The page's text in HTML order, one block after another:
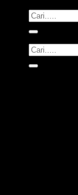
Search
for:
Search
for: